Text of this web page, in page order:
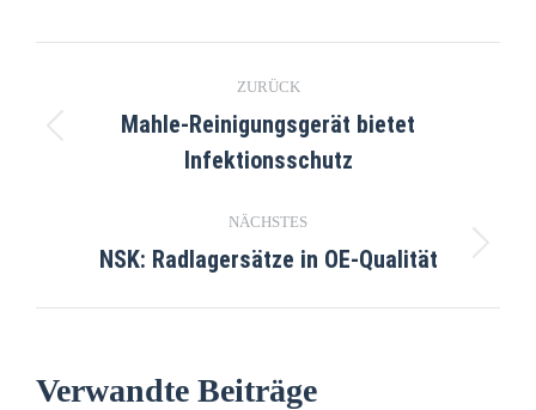
ZURÜCK
Mahle-Reinigungsgerät bietet
Infektionsschutz
NÄCHSTES
NSK: Radlagersätze in OE-Qualität
Verwandte Beiträge